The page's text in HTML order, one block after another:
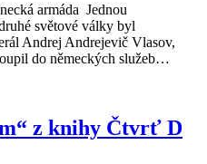
armáda Jednou
světové války byl
Andrej Andrejevič Vlasov,
do německých služeb…
z knihy Čtvrť D